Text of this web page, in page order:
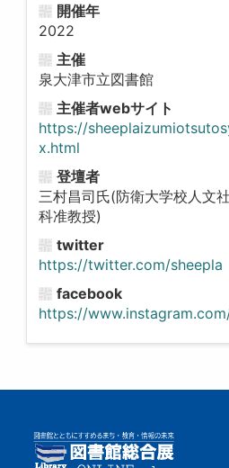
開催年
2022
主催
泉大津市立図書館
主催者webサイト
https://
x.html
登壇者
三村昌司氏(防衛大学校人文
科准教授)
twitter
https://twitter.com/sheepla
facebook
https://